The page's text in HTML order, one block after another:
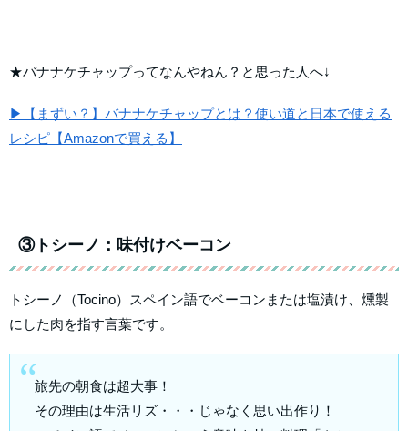
★バナナケチャップってなんやねん？と思った人へ↓
▶【まずい？】バナナケチャップとは？使い道と日本で使える
レシピ【Amazonで買える】
③トシーノ：味付けベーコン
トシーノ（Tocino）スペイン語でベーコンまたは塩漬け、燻製
にした肉を指す言葉です。
旅先の朝食は超大事！
その理由は生活リズ・・・じゃなく思い出作り！